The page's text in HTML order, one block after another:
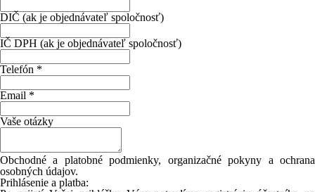
DIČ (ak je objednávateľ spoločnosť)
IČ DPH (ak je objednávateľ spoločnosť)
Telefón *
Email *
Vaše otázky
Obchodné a platobné podmienky, organizačné pokyny a ochrana
osobných údajov.
Prihlásenie a platba: